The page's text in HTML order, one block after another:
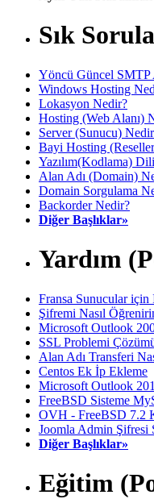
Sık
Yöncü Güncel SMTP
Windows Hosting
Lokasyon Nedir?
Hosting (Web Alanı)
Server (Sunucu)
Bayi Hosting
Yazılım(Kodlama)
Alan Adı (Domain)
Domain Sorgulama
Backorder Nedir?
Diğer Başlıklar»
Yardım
Fransa Sunucular için
Şifremi Nasıl
Microsoft Outlook
SSL Problemi
Alan Adı Transferi
Centos Ek İp Ekleme
Microsoft Outlook
FreeBSD Sisteme
OVH - FreeBSD 7.2
Joomla Admin Şifresi
Diğer Başlıklar»
Eğitim